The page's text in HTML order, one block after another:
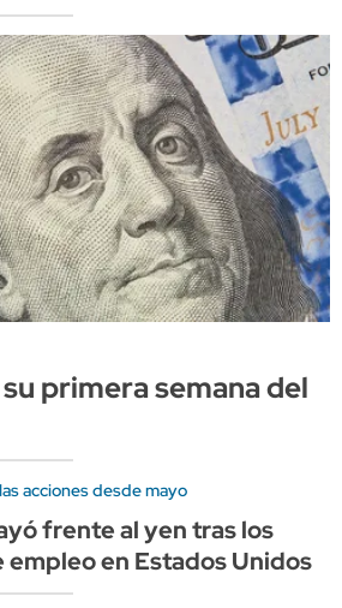
primera semana del
acciones desde mayo
frente al yen tras los
en Estados Unidos